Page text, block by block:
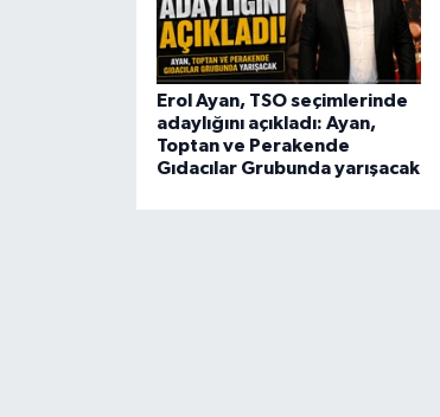
Erol Ayan, TSO seçimlerinde
adaylığını açıkladı: Ayan,
Toptan ve Perakende
Gıdacılar Grubunda yarışacak